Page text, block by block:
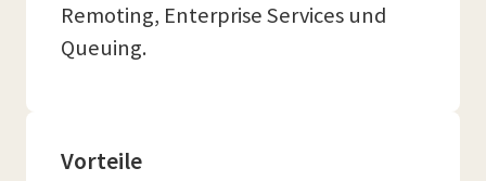
Remoting, Enterprise Services und
Queuing.
Vorteile